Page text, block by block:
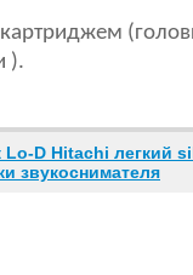
).
D Hitachi легкий
звукоснимателя